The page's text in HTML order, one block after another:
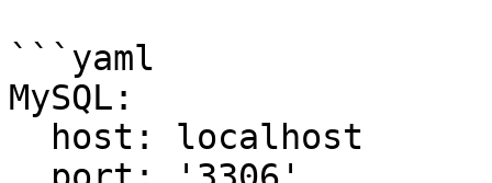
```yaml
MySQL: